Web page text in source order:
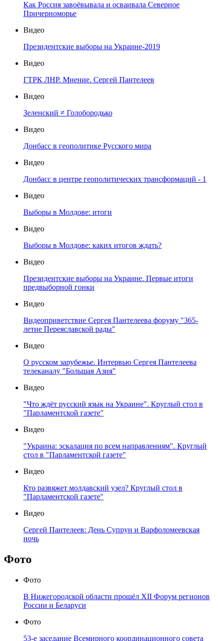
Как Россия завоёвывала и осваивала Северное
Причерноморье
Видео
Президентские выборы на Украине-2019
Видео
ГТРК ЛНР. Мнение. Сергей Пантелеев
Видео
Зеленский ≠ Голобородько
Видео
Донбасс в геополитике Русского мира
Видео
Донбасс в центре геополитических трансформаций - 1
Видео
Выборы в Молдове: итоги
Видео
Выборы в Молдове: каких итогов ждать?
Видео
Президентские выборы на Украине. Первые итоги
предвыборной гонки
Видео
Видеоприветствие Сергея Пантелеева форуму "365-
летие Переяславской рады"
Видео
О русском зарубежье. Интервью Сергея Пантелеева
телеканалу "Большая Азия"
Видео
"Что ждёт русский язык на Украине". Круглый стол в
"Парламентской газете"
Видео
"Украина: эскалация по всем направлениям". Круглый
стол в "Парламентской газете"
Видео
Кто развяжет молдавский узел? Круглый стол в
"Парламентской газете"
Видео
Сергей Пантелеев: День Супрун и Варфоломеевская
ночь
Фото
Фото
В Нижегородской области прошёл XII Форум регионов
России и Беларуси
Фото
53-е заседание Всемирного координационного совета